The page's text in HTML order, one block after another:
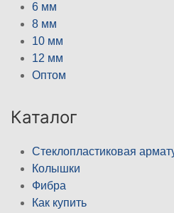
6 мм
8 мм
10 мм
12 мм
Оптом
Каталог
Стеклопластиковая
Колышки
Фибра
Как купить